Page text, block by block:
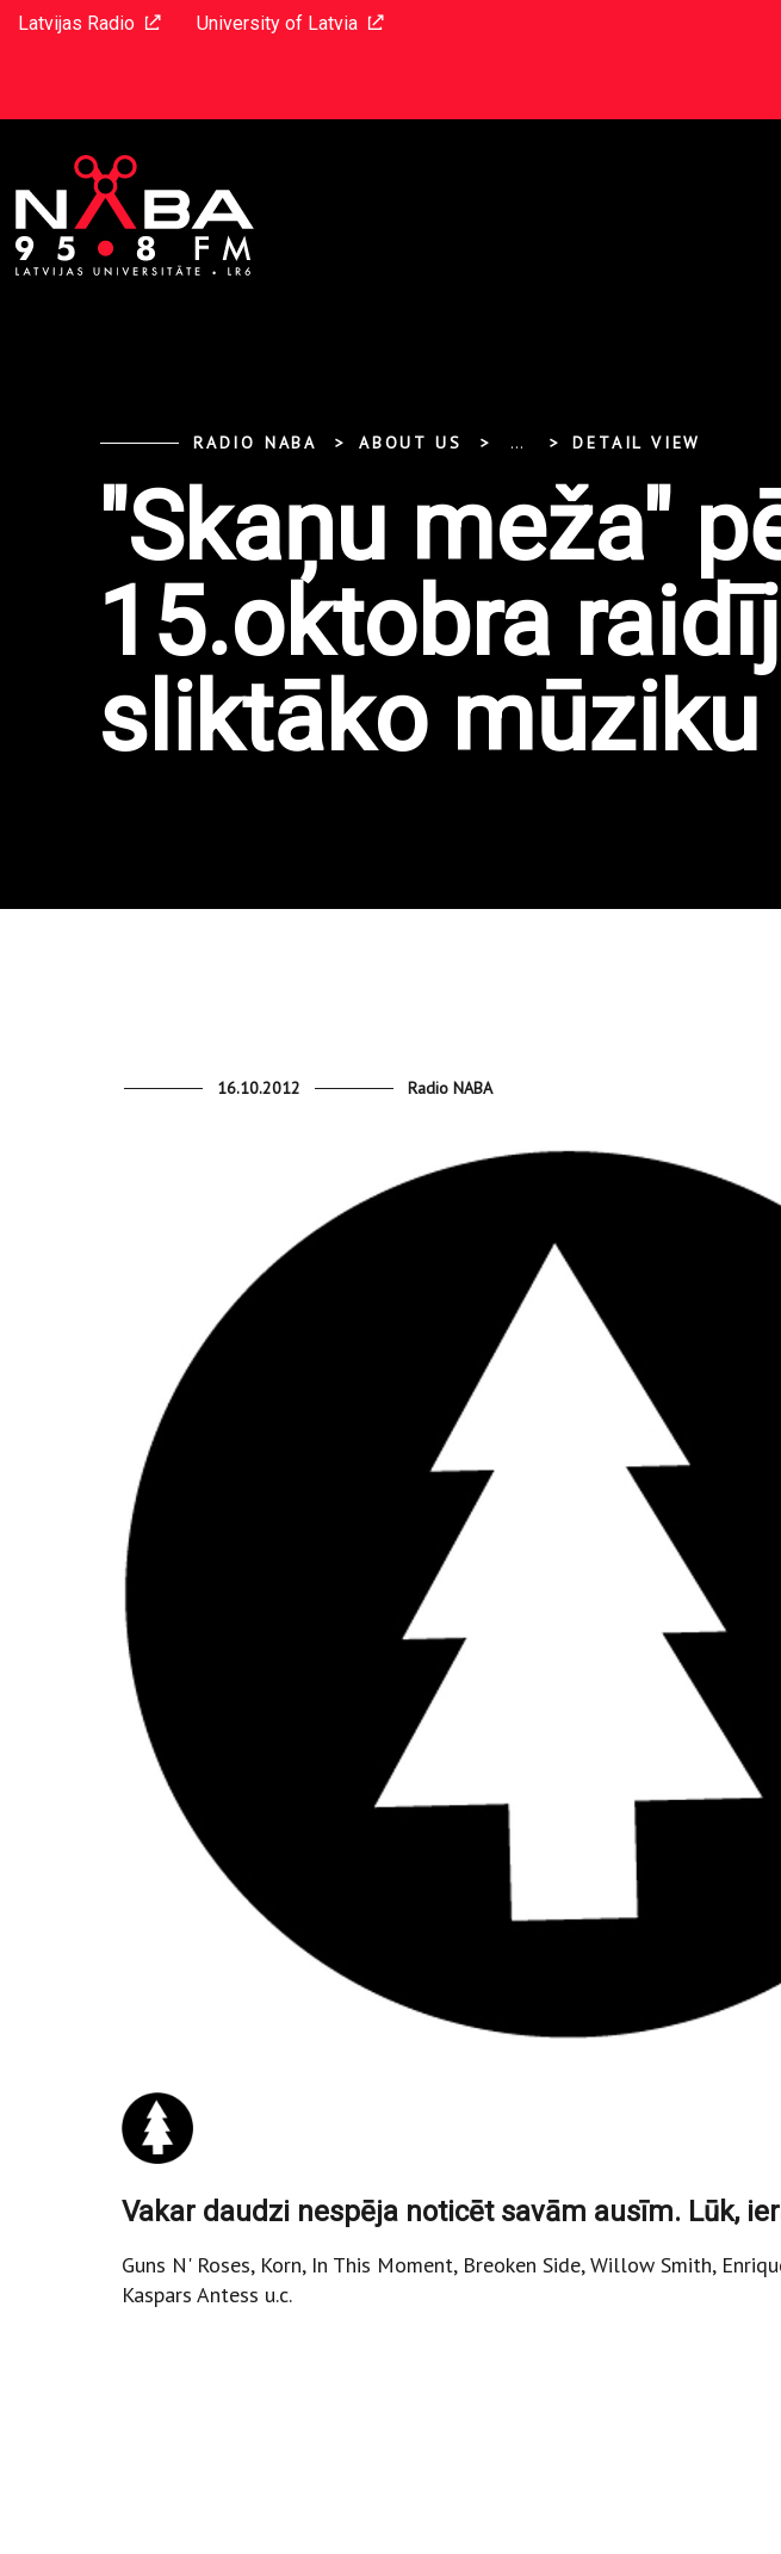
Latvijas Radio University of Latvia
RADIO NABA ABOUT US ... DETAIL VIEW
"Skaņu meža"
15.oktobra
sliktāko mūziku
16.10.2012 Radio NABA
Vakar daudzi nespēja noticēt savām ausīm. Lūk,
Guns N' Roses, Korn, In This Moment, Breoken Side, Willow Smith,
Kaspars Antess u.c.